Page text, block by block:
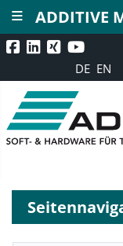
DE EN
ADDITIVE
≡